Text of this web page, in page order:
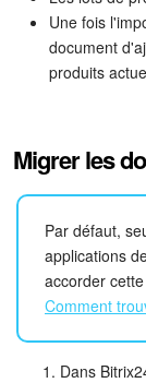
Une fois
document
produits
Migrer les
Par défaut,
applications
accorder
Comment
Dans